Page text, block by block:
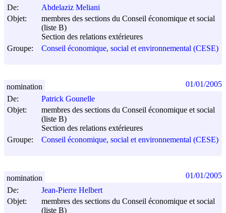
De:
Abdelaziz Meliani
Objet:
membres des sections du Conseil économique et social
(liste B)
Section des relations extérieures
Groupe:
Conseil économique, social et environnemental (CESE)
De:
Patrick Gounelle
Objet:
membres des sections du Conseil économique et social
(liste B)
Section des relations extérieures
Groupe:
Conseil économique, social et environnemental (CESE)
nomination 01/01/2005
De:
Jean-Pierre Helbert
Objet:
membres des sections du Conseil économique et social
(liste B)
nomination 01/01/2005